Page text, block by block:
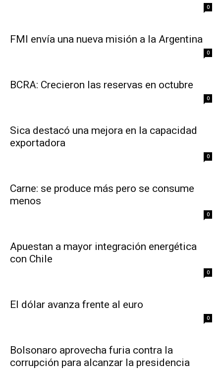
0
FMI envía una nueva misión a la Argentina
0
BCRA: Crecieron las reservas en octubre
0
Sica destacó una mejora en la capacidad
exportadora
0
Carne: se produce más pero se consume
menos
0
Apuestan a mayor integración energética
con Chile
0
El dólar avanza frente al euro
0
Bolsonaro aprovecha furia contra la
corrupción para alcanzar la presidencia